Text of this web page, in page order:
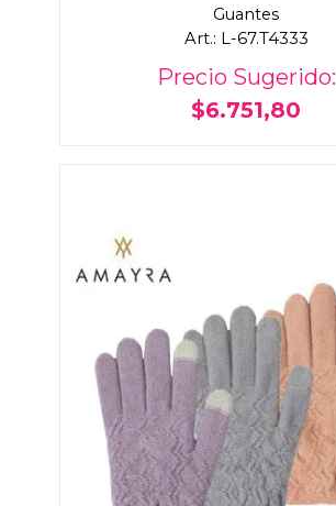
Guantes
Art.: L-67.T4333
Precio Sugerido:
$6.751,80